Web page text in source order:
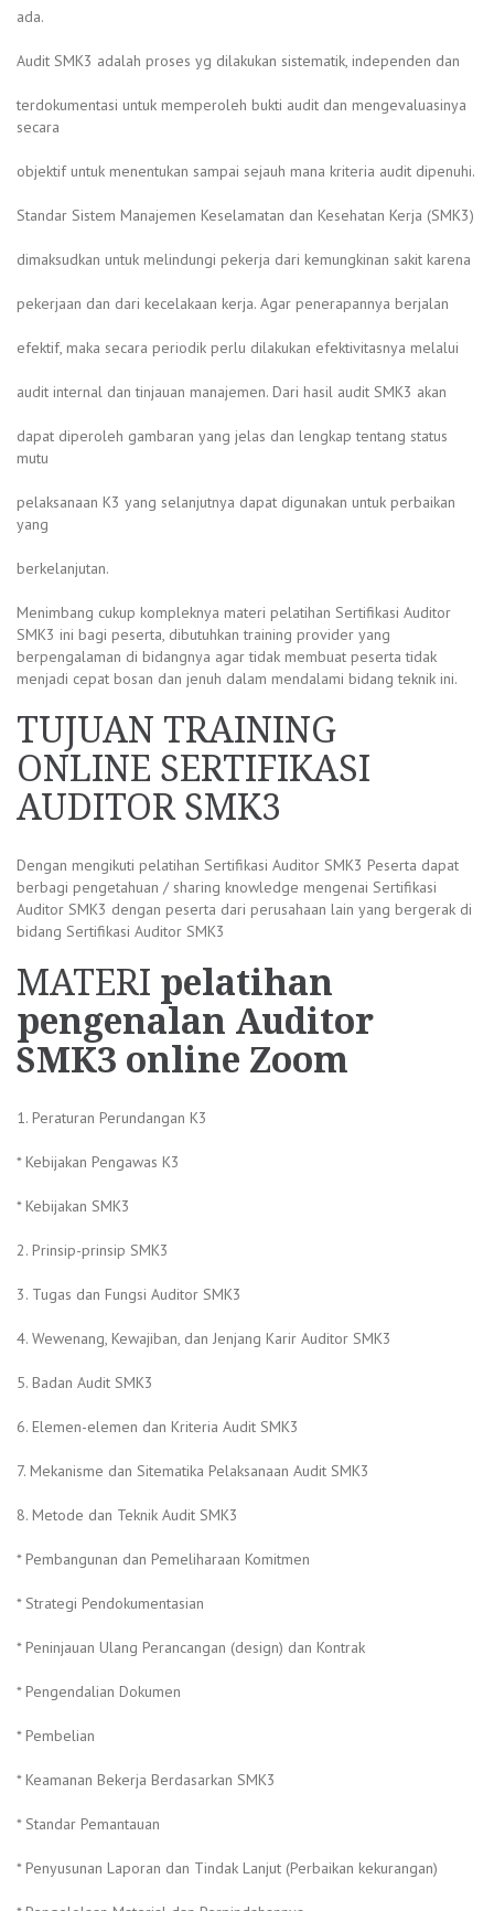
ada.
Audit SMK3 adalah proses yg dilakukan sistematik, independen dan
terdokumentasi untuk memperoleh bukti audit dan mengevaluasinya
secara
objektif untuk menentukan sampai sejauh mana kriteria audit dipenuhi.
Standar Sistem Manajemen Keselamatan dan Kesehatan Kerja (SMK3)
dimaksudkan untuk melindungi pekerja dari kemungkinan sakit karena
pekerjaan dan dari kecelakaan kerja. Agar penerapannya berjalan
efektif, maka secara periodik perlu dilakukan efektivitasnya melalui
audit internal dan tinjauan manajemen. Dari hasil audit SMK3 akan
dapat diperoleh gambaran yang jelas dan lengkap tentang status
mutu
pelaksanaan K3 yang selanjutnya dapat digunakan untuk perbaikan
yang
berkelanjutan.
Menimbang cukup kompleknya materi pelatihan Sertifikasi Auditor
SMK3 ini bagi peserta, dibutuhkan training provider yang
berpengalaman di bidangnya agar tidak membuat peserta tidak
menjadi cepat bosan dan jenuh dalam mendalami bidang teknik ini.
TUJUAN TRAINING
ONLINE SERTIFIKASI
AUDITOR SMK3
Dengan mengikuti pelatihan Sertifikasi Auditor SMK3 Peserta dapat
berbagi pengetahuan / sharing knowledge mengenai Sertifikasi
Auditor SMK3 dengan peserta dari perusahaan lain yang bergerak di
bidang Sertifikasi Auditor SMK3
MATERI pelatihan
pengenalan Auditor
SMK3 online Zoom
1. Peraturan Perundangan K3
* Kebijakan Pengawas K3
* Kebijakan SMK3
2. Prinsip-prinsip SMK3
3. Tugas dan Fungsi Auditor SMK3
4. Wewenang, Kewajiban, dan Jenjang Karir Auditor SMK3
5. Badan Audit SMK3
6. Elemen-elemen dan Kriteria Audit SMK3
7. Mekanisme dan Sitematika Pelaksanaan Audit SMK3
8. Metode dan Teknik Audit SMK3
* Pembangunan dan Pemeliharaan Komitmen
* Strategi Pendokumentasian
* Peninjauan Ulang Perancangan (design) dan Kontrak
* Pengendalian Dokumen
* Pembelian
* Keamanan Bekerja Berdasarkan SMK3
* Standar Pemantauan
* Penyusunan Laporan dan Tindak Lanjut (Perbaikan kekurangan)